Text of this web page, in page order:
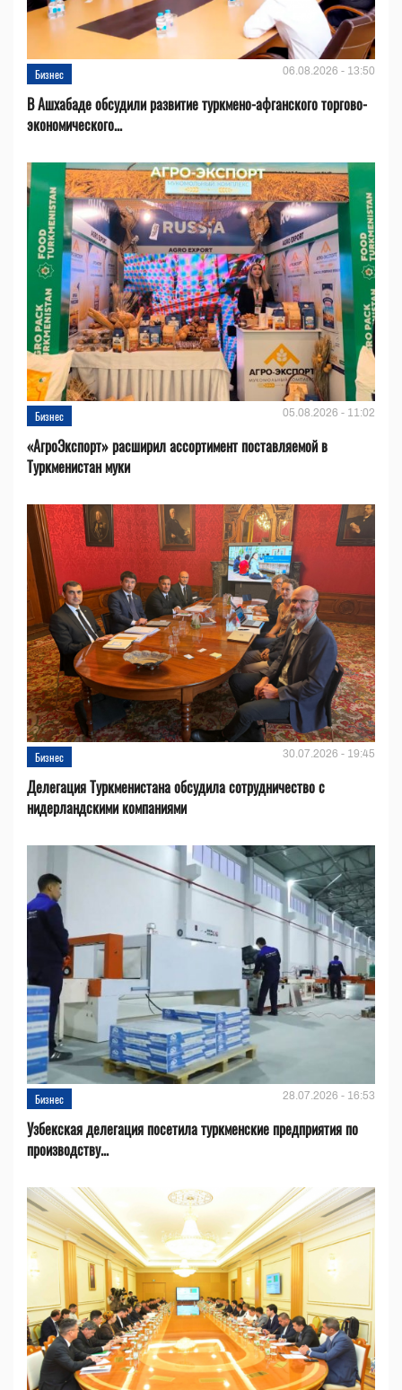
Бизнес 06.08.2026 - 13:50
В Ашхабаде обсудили развитие туркмено-афганского торгово-
экономического...
Бизнес 05.08.2026 - 11:02
«АгроЭкспорт» расширил ассортимент поставляемой в
Туркменистан муки
Бизнес 30.07.2026 - 19:45
Делегация Туркменистана обсудила сотрудничество с
нидерландскими компаниями
Бизнес 28.07.2026 - 16:53
Узбекская делегация посетила туркменские предприятия по
производству...